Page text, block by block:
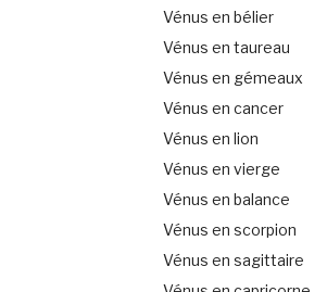
Vénus en bélier
Vénus en taureau
Vénus en gémeaux
Vénus en cancer
Vénus en lion
Vénus en vierge
Vénus en balance
Vénus en scorpion
Vénus en sagittaire